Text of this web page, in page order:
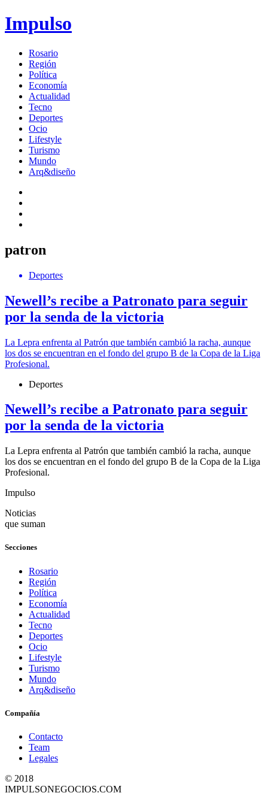
Impulso
Rosario
Región
Política
Economía
Actualidad
Tecno
Deportes
Ocio
Lifestyle
Turismo
Mundo
Arq&diseño
patron
Deportes
Newell’s recibe a Patronato para seguir
por la senda de la victoria
La Lepra enfrenta al Patrón que también cambió la racha, aunque
los dos se encuentran en el fondo del grupo B de la Copa de la Liga
Profesional.
Deportes
Newell’s recibe a Patronato para seguir
por la senda de la victoria
La Lepra enfrenta al Patrón que también cambió la racha, aunque
los dos se encuentran en el fondo del grupo B de la Copa de la Liga
Profesional.
Impulso
Noticias
que suman
Secciones
Rosario
Región
Política
Economía
Actualidad
Tecno
Deportes
Ocio
Lifestyle
Turismo
Mundo
Arq&diseño
Compañía
Contacto
Team
Legales
© 2018
IMPULSONEGOCIOS.COM